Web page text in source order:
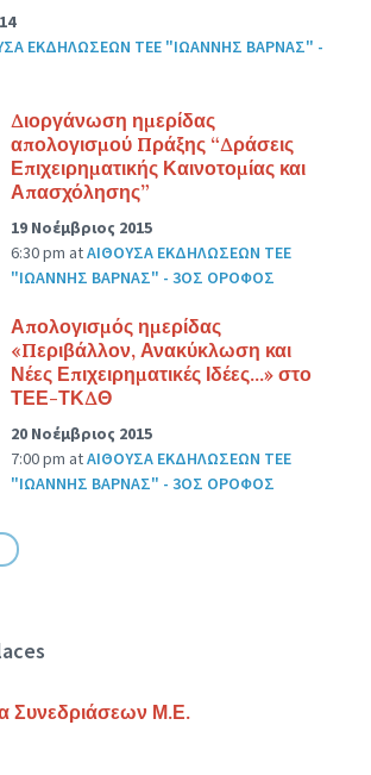
ΕΚΔΗΛΩΣΕΩΝ ΤΕΕ "ΙΩΑΝΝΗΣ ΒΑΡΝΑΣ" -
Διοργάνωση ημερίδας
απολογισμού Πράξης “Δράσεις
Επιχειρηματικής Καινοτομίας και
Απασχόλησης”
19 Νοέμβριος 2015
6:30 pm atΑΙΘΟΥΣΑ ΕΚΔΗΛΩΣΕΩΝ ΤΕΕ
"ΙΩΑΝΝΗΣ ΒΑΡΝΑΣ" - 3ΟΣ ΟΡΟΦΟΣ
Απολογισμός ημερίδας
«Περιβάλλον, Ανακύκλωση και
Νέες Επιχειρηματικές Ιδέες…» στο
ΤΕΕ-ΤΚΔΘ
20 Νοέμβριος 2015
7:00 pm atΑΙΘΟΥΣΑ ΕΚΔΗΛΩΣΕΩΝ ΤΕΕ
"ΙΩΑΝΝΗΣ ΒΑΡΝΑΣ" - 3ΟΣ ΟΡΟΦΟΣ
Συνεδριάσεων Μ.Ε.